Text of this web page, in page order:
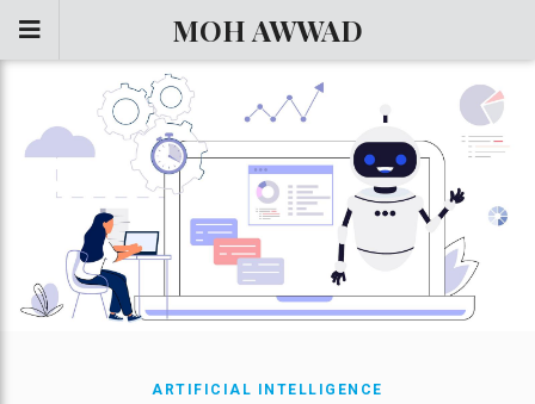
MOH AWWAD
ARTIFICIAL INTELLIGENCE